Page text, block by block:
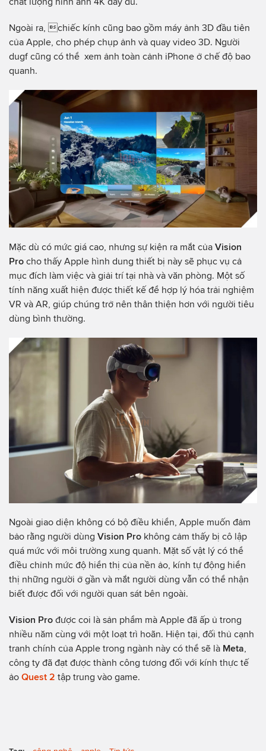
Ngoài ra, chiếc kính cũng bao gồm máy ảnh 3D đầu tiên
của Apple, cho phép chụp ảnh và quay video 3D. Người
dugf cũng có thể xem ảnh toàn cảnh iPhone ở chế độ bao
quanh.
Mặc dù có mức giá cao, nhưng sự kiện ra mắt của Vision
Pro cho thấy Apple hình dung thiết bị này sẽ phục vụ cả
mục đích làm việc và giải trí tại nhà và văn phòng. Một số
tính năng xuất hiện được thiết kế để hợp lý hóa trải nghiệm
VR và AR, giúp chúng trở nên thân thiện hơn với người tiêu
dùng bình thường.
Ngoài giao diện không có bộ điều khiển, Apple muốn đảm
bảo rằng người dùng Vision Pro không cảm thấy bị cô lập
quá mức với môi trường xung quanh. Mặt số vật lý có thể
điều chỉnh mức độ hiển thị của nền ảo, kính tự động hiển
thị những người ở gần và mắt người dùng vẫn có thể nhận
biết được đối với người quan sát bên ngoài.
Vision Pro được coi là sản phẩm mà Apple đã ấp ủ trong
nhiều năm cùng với một loạt trì hoãn. Hiện tại, đối thủ cạnh
tranh chính của Apple trong ngành này có thể sẽ là Meta
công ty đã đạt được thành công tương đối với kính thực tế
ảo Quest 2 tập trung vào game.